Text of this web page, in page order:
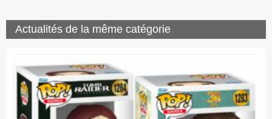
Actualités de la même catégorie